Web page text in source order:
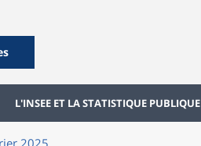
L'INSEE ET LA STATISTIQUE PUBLIQUE
2025